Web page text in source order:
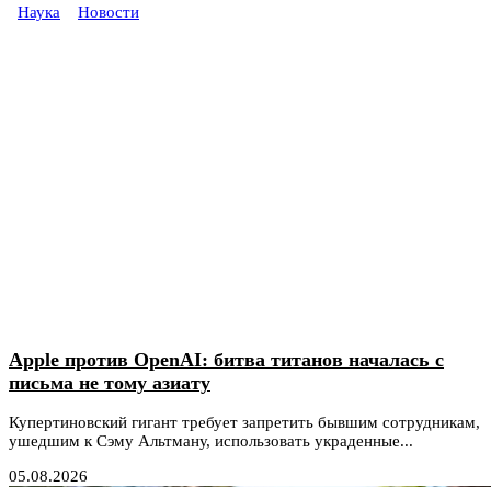
Наука Новости
Apple против OpenAI: битва титанов началась с
письма не тому азиату
Купертиновский гигант требует запретить бывшим сотрудникам,
ушедшим к Сэму Альтману, использовать украденные...
05.08.2026